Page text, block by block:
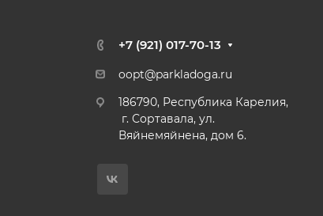
+7 (921) 017-70-13
oopt@parkladoga.ru
186790, Республика Карелия,
г. Сортавала, ул.
Вяйнемяйнена, дом 6.